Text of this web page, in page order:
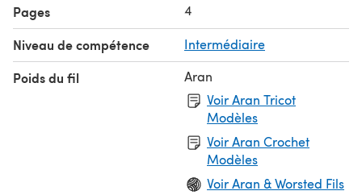
Pages 4
Niveau de compétence Intermédiaire
Poids du fil
Aran
Voir Aran Tricot
Modèles
Voir Aran Crochet
Modèles
Voir Aran & Worsted Fils